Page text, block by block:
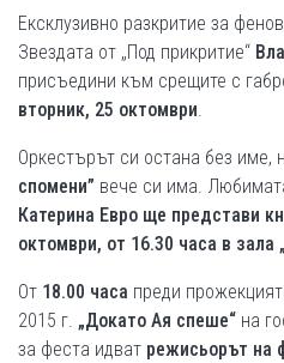
Ексклузивно разкритие за
Звездата от „Под прикритие“
присъедини към срещите с
вторник, 25 октомври.
Оркестърът си остана без име,
спомени” вече си има.
Катерина Евро ще представи
октомври, от 16.30 часа в
От 18.00 часа преди
2015 г. „Докато Ая спеше“ на
за феста идват режисьорът на